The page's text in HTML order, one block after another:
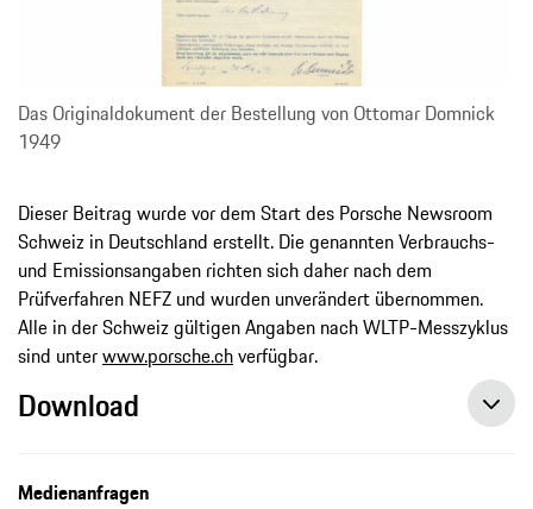
Das Originaldokument der Bestellung von Ottomar Domnick
1949
Dieser Beitrag wurde vor dem Start des Porsche Newsroom
Schweiz in Deutschland erstellt. Die genannten Verbrauchs-
und Emissionsangaben richten sich daher nach dem
Prüfverfahren NEFZ und wurden unverändert übernommen.
Alle in der Schweiz gültigen Angaben nach WLTP-Messzyklus
sind unterwww.porsche.chverfügbar.
Download
Medienanfragen